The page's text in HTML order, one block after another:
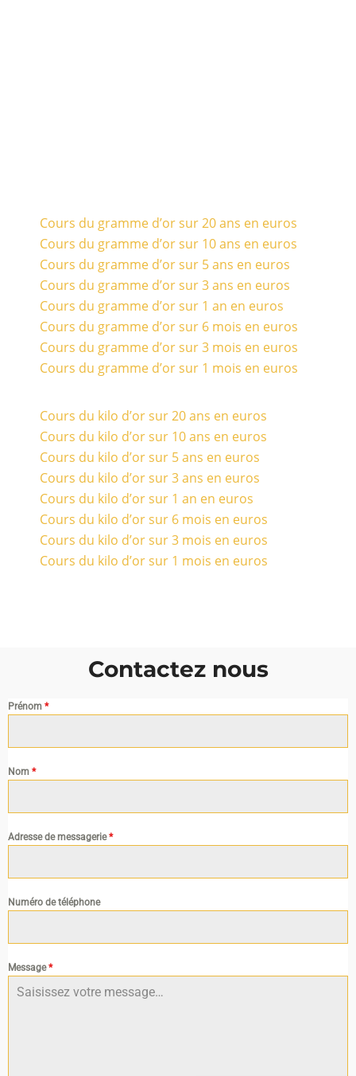
Cours du gramme d’or sur 20 ans en euros
Cours du gramme d’or sur 10 ans en euros
Cours du gramme d’or sur 5 ans en euros
Cours du gramme d’or sur 3 ans en euros
Cours du gramme d’or sur 1 an en euros
Cours du gramme d’or sur 6 mois en euros
Cours du gramme d’or sur 3 mois en euros
Cours du gramme d’or sur 1 mois en euros
Cours du kilo d’or sur 20 ans en euros
Cours du kilo d’or sur 10 ans en euros
Cours du kilo d’or sur 5 ans en euros
Cours du kilo d’or sur 3 ans en euros
Cours du kilo d’or sur 1 an en euros
Cours du kilo d’or sur 6 mois en euros
Cours du kilo d’or sur 3 mois en euros
Cours du kilo d’or sur 1 mois en euros
Contactez nous
Prénom *
Nom *
Adresse de messagerie*
Numéro de téléphone
Message*